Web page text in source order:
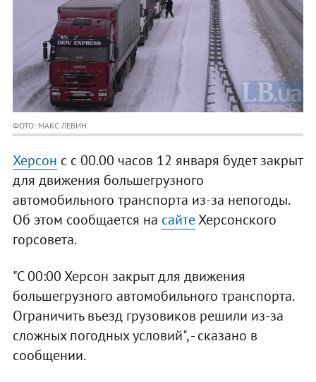
ФОТО: МАКС ЛЕВИН
Херсон с с 00.00 часов 12 января будет закрыт
для движения большегрузного
автомобильного транспорта из-за непогоды.
Об этом сообщается на сайтеХерсонского
горсовета.
"С 00:00 Херсон закрыт для движения
большегрузного автомобильного транспорта.
Ограничить въезд грузовиков решили из-за
сложных погодных условий", - сказано в
сообщении.